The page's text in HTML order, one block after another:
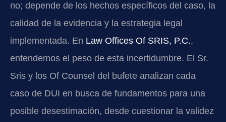
no; depende de los hechos específicos del caso, la
calidad de la evidencia y la estrategia legal
implementada. En Law Offices Of SRIS, P.C.,
entendemos el peso de esta incertidumbre. El Sr.
Sris y los Of Counsel del bufete analizan cada
caso de DUI en busca de fundamentos para una
posible desestimación, desde cuestionar la validez